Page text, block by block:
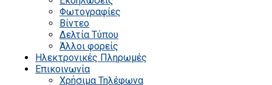
Φωτογραφίες
Βίντεο
Δελτία Τύπου
Άλλοι φορείς
Ηλεκτρονικές Πληρωμές
Επικοινωνία
Χρήσιμα Τηλέφωνα